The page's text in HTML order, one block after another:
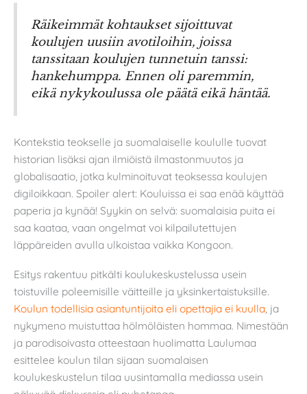
Räikeimmät kohtaukset sijoittuvat
koulujen uusiin avotiloihin, joissa
tanssitaan koulujen tunnetuin tanssi:
hankehumppa. Ennen oli paremmin,
eikä nykykoulussa ole päätä eikä häntää.
Kontekstia teokselle ja suomalaiselle koululle tuovat
historian lisäksi ajan ilmiöistä ilmastonmuutos ja
globalisaatio, jotka kulminoituvat teoksessa koulujen
digiloikkaan. Spoiler alert: Kouluissa ei saa enää käyttää
paperia ja kynää! Syykin on selvä: suomalaisia puita ei
saa kaataa, vaan ongelmat voi kilpailutettujen
läppäreiden avulla ulkoistaa vaikka Kongoon.
Esitys rakentuu pitkälti koulukeskustelussa usein
toistuville poleemisille väitteille ja yksinkertaistuksille.
Koulun todellisia asiantuntijoita eli opettajia ei kuulla, ja
nykymeno muistuttaa hölmöläisten hommaa. Nimestään
ja parodisoivasta otteestaan huolimatta Laulumaa
esittelee koulun tilan sijaan suomalaisen
koulukeskustelun tilaa uusintamalla mediassa usein